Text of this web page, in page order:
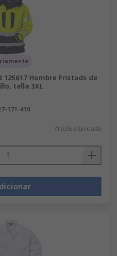
Hombre Fristads de
talla 3XL
171-410
719,88 €/unidade